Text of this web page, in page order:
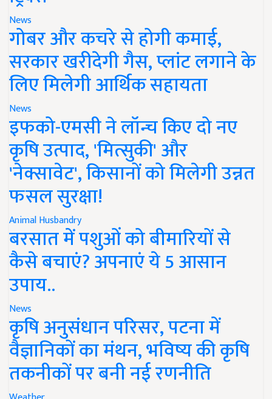
News
गोबर और कचरे से होगी कमाई,
सरकार खरीदेगी गैस, प्लांट लगाने के
लिए मिलेगी आर्थिक सहायता
News
इफको-एमसी ने लॉन्च किए दो नए
कृषि उत्पाद, 'मित्सुकी' और
'नेक्सावेट', किसानों को मिलेगी उन्नत
फसल सुरक्षा!
Animal Husbandry
बरसात में पशुओं को बीमारियों से
कैसे बचाएं? अपनाएं ये 5 आसान
उपाय..
News
कृषि अनुसंधान परिसर, पटना में
वैज्ञानिकों का मंथन, भविष्य की कृषि
तकनीकों पर बनी नई रणनीति